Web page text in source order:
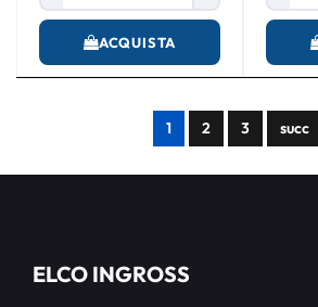
ACQUISTA
1 2 3 succ
ELCO INGROSS